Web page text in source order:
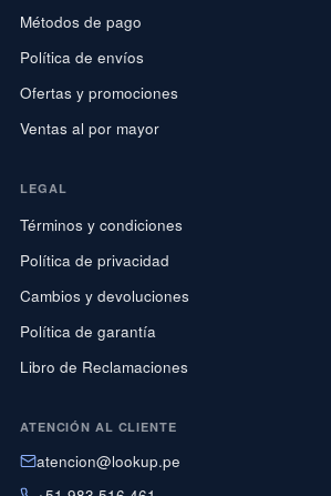
Métodos de pago
Política de envíos
Ofertas y promociones
Ventas al por mayor
LEGAL
Términos y condiciones
Política de privacidad
Cambios y devoluciones
Política de garantía
Libro de Reclamaciones
ATENCIÓN AL CLIENTE
atencion@lookup.pe